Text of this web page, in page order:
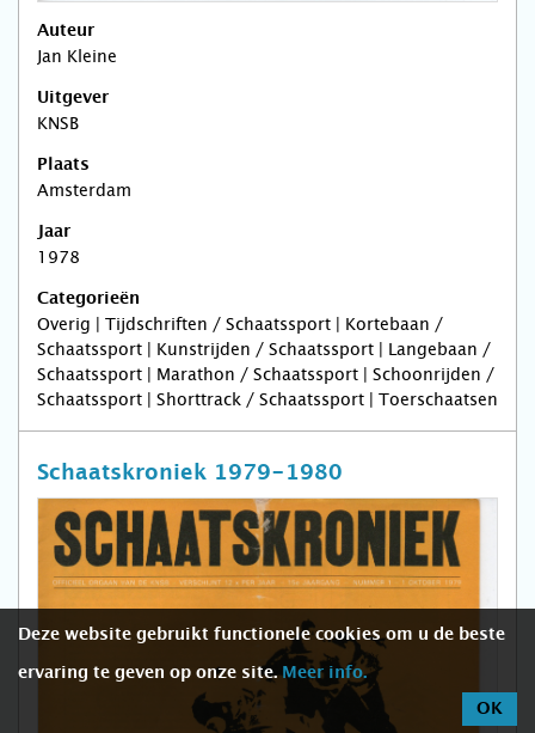
Auteur
Jan Kleine
Uitgever
KNSB
Plaats
Amsterdam
Jaar
1978
Categorieën
Overig | Tijdschriften / Schaatssport | Kortebaan /
Schaatssport | Kunstrijden / Schaatssport | Langebaan /
Schaatssport | Marathon / Schaatssport | Schoonrijden /
Schaatssport | Shorttrack / Schaatssport | Toerschaatsen
Schaatskroniek 1979-1980
Deze website gebruikt functionele cookies om u de beste
ervaring te geven op onze site.Meer info.
OK